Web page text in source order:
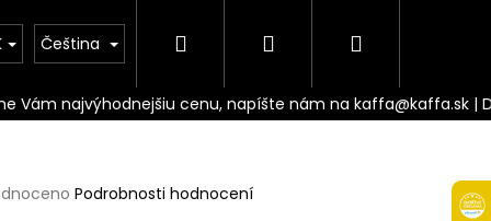
Doprava
Čeština Hledat PřihlášeníNákupní
košík
Podrobnosti hodnocení